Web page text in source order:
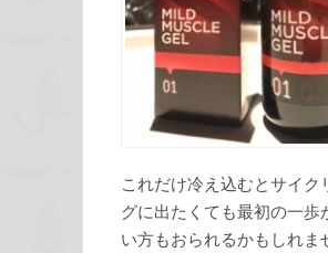
これだけ冷え込むとサイク
グに出たくても最初の一歩
い方もおられるかもしれま